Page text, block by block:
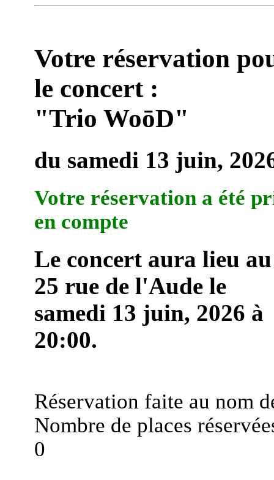
Votre réservation
le concert :
"Trio WoōD"
du samedi 13 juin,
Votre réservation a été
en compte
Le concert aura lieu au
25 rue de l'Aude le
samedi 13 juin, 2026 à
20:00.
Réservation faite au nom
Nombre de places
0